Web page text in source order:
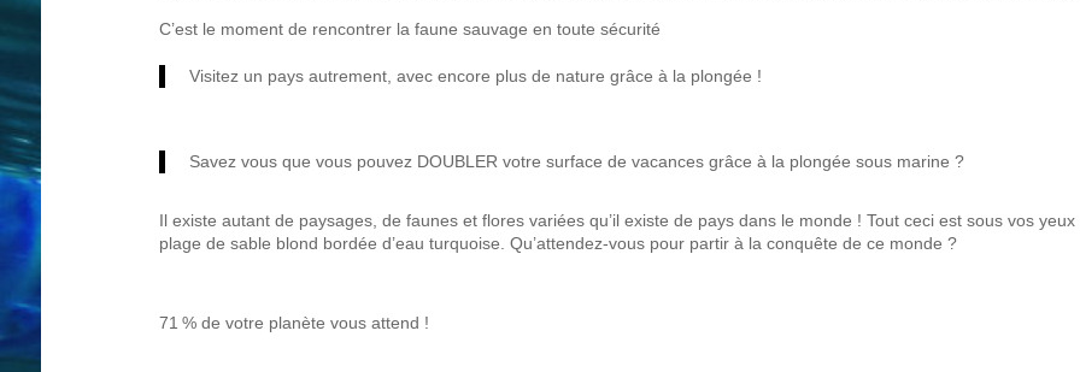
C’est le moment de rencontrer la faune sauvage en toute sécurité
Visitez un pays autrement, avec encore plus de nature grâce à la plongée !
Savez vous que vous pouvez DOUBLER votre surface de vacances grâce à la plongée sous marine ?
Il existe autant de paysages, de faunes et flores variées qu’il existe de pays dans le monde ! Tout ceci est sous vos
plage de sable blond bordée d’eau turquoise. Qu’attendez-vous pour partir à la conquête de ce monde ?
71 % de votre planète vous attend !